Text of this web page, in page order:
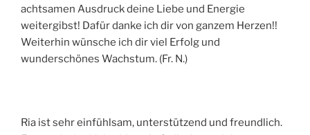
achtsamen Ausdruck deine Liebe und Energie
weitergibst! Dafür danke ich dir von ganzem Herzen!!
Weiterhin wünsche ich dir viel Erfolg und
wunderschönes Wachstum. (Fr. N.)
Ria ist sehr einfühlsam, unterstützend und freundlich.